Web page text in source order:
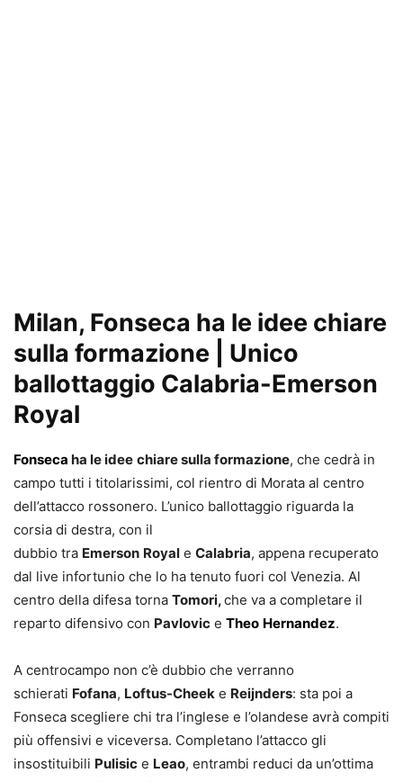
Milan, Fonseca ha le idee chiare
sulla formazione | Unico
ballottaggio Calabria-Emerson
Royal
Fonseca ha le idee chiare sulla formazione, che cedrà in
campo tutti i titolarissimi, col rientro di Morata al centro
dell’attacco rossonero. L’unico ballottaggio riguarda la
corsia di destra, con il
dubbio tra Emerson Royal e Calabria, appena recuperato
dal live infortunio che lo ha tenuto fuori col Venezia. Al
centro della difesa torna Tomori,che va a completare il
reparto difensivo con Pavlovic e Theo Hernandez.
A centrocampo non c’è dubbio che verranno
schierati Fofana, Loftus-Cheek e Reijnders: sta poi a
Fonseca scegliere chi tra l’inglese e l’olandese avrà compiti
più offensivi e viceversa. Completano l’attacco gli
insostituibili Pulisic e Leao, entrambi reduci da un’ottima